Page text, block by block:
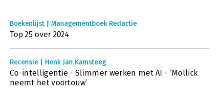
Boekenlijst | Managementboek Redactie
Top 25 over 2024
Recensie | Henk Jan Kamsteeg
Co-intelligentie - Slimmer werken met AI - ‘Mollick
neemt het voortouw’